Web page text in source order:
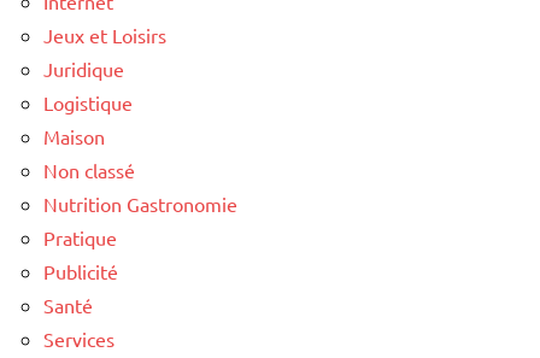
Jeux et Loisirs
Juridique
Logistique
Maison
Non classé
Nutrition Gastronomie
Pratique
Publicité
Santé
Services